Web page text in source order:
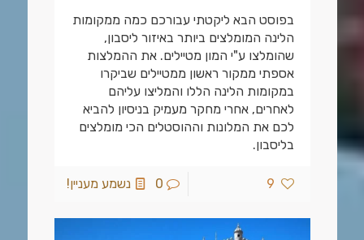
בפוסט הבא ליקטתי עבורכם כמה ממקומות
הלינה המומלצים ביותר באיזור ליסבון,
שהומלצו ע"י המון מטיילים. את ההמלצות
אספתי ממקור ראשון ממטיילים שביקרו
במקומות הלינה הללו והמליצו עליהם
לאחרים, אחרי מחקר מעמיק בניסיון להביא
לכם את המלונות וההוסטלים הכי מומלצים
בליסבון.
9
0 נשמע מעניין!